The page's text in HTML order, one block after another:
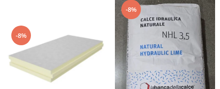
Punti termice
Agro & zootehnie
Fatada ventilata
-8%
-8%